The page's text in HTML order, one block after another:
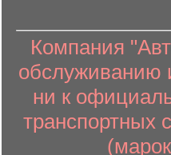
Компания
обслуживанию
ни к
транспортных